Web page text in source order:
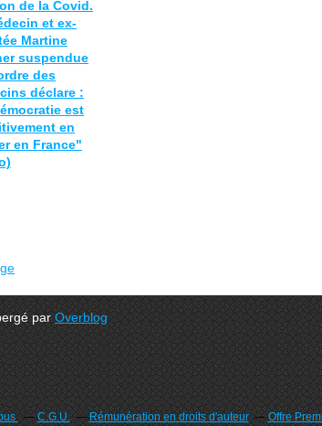
de la Covid.
et ex-
Martine
suspendue
des
déclare :
est
en
en France"
parOverblog
C.G.U. Rémunération en droits d'auteur Offre